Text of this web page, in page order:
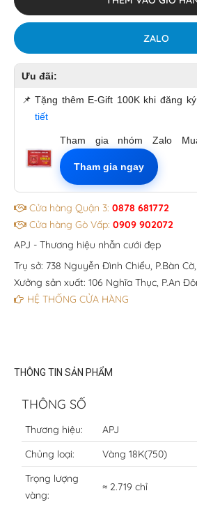
ZALO
Ưu đãi:
📌 Tặng thêm E-Gift 100K khi đăng
tiết
Tham gia nhóm Zalo
Tham gia ngay
Cửa hàng Quận 3: 0878 681772
Cửa hàng Gò Vấp: 0909 902072
APJ - Thương hiệu nhẫn cưới đẹp
Trụ sở: 738 Nguyễn Đình Chiểu, P.Bàn
Xưởng sản xuất: 106 Nghĩa Thục, P.An
HỆ THỐNG CỬA HÀNG
THÔNG TIN SẢN PHẨM
THÔNG SỐ
Thương hiệu:
APJ
Chủng loại:
Vàng 18K(750)
Trọng lượng
vàng:
≈ 2.719 chỉ